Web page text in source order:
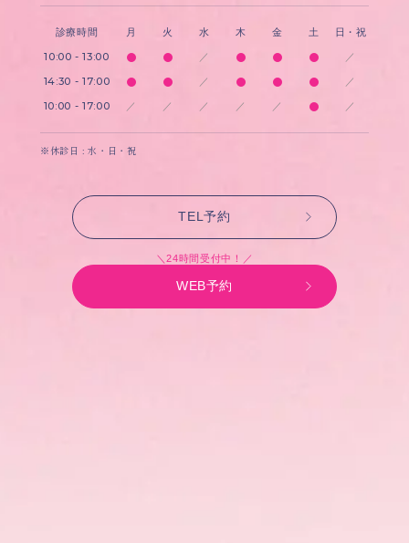
診療時間 月 火 水 木 金 土 日・祝
10:00 - 13:00 ／ ／
14:30 - 17:00 ／ ／
10:00 - 17:00 ／ ／ ／ ／ ／ ／
※休診日 : 水・日・祝
TEL予約
＼24時間受付中！／
WEB予約